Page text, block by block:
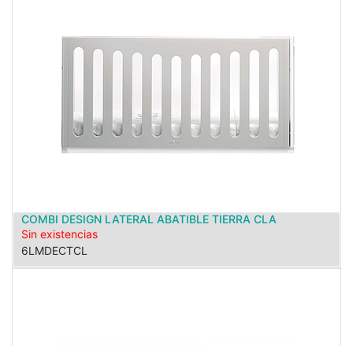
COMBI DESIGN LATERAL ABATIBLE TIERRA CLA
Sin existencias
6LMDECTCL